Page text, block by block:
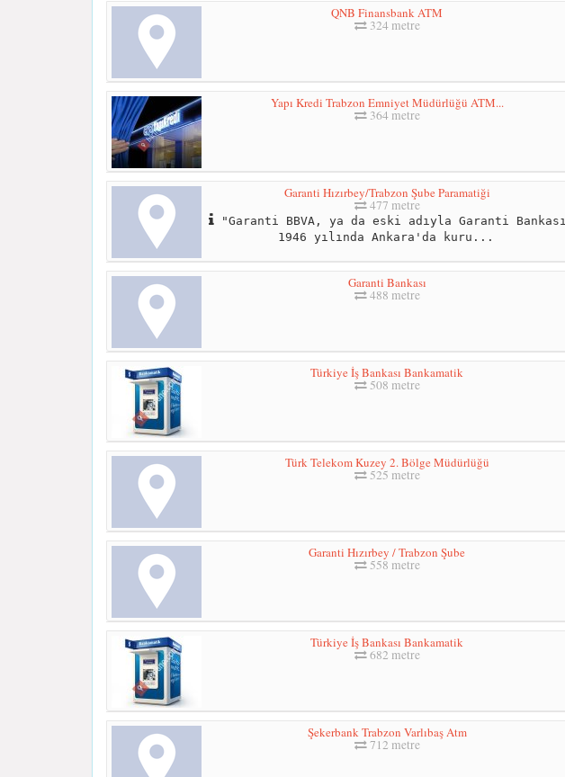
QNB Finansbank ATM
324 metre
Yapı Kredi Trabzon Emniyet Müdürlüğü ATM...
364 metre
Garanti Hızırbey/Trabzon Şube Paramatiği
477 metre
"Garanti BBVA, ya da eski adıyla Garanti Bankası
1946 yılında Ankara'da kuru...
Garanti Bankası
488 metre
Türkiye İş Bankası Bankamatik
508 metre
Türk Telekom Kuzey 2. Bölge Müdürlüğü
525 metre
Garanti Hızırbey / Trabzon Şube
558 metre
Türkiye İş Bankası Bankamatik
682 metre
Şekerbank Trabzon Varlıbaş Atm
712 metre